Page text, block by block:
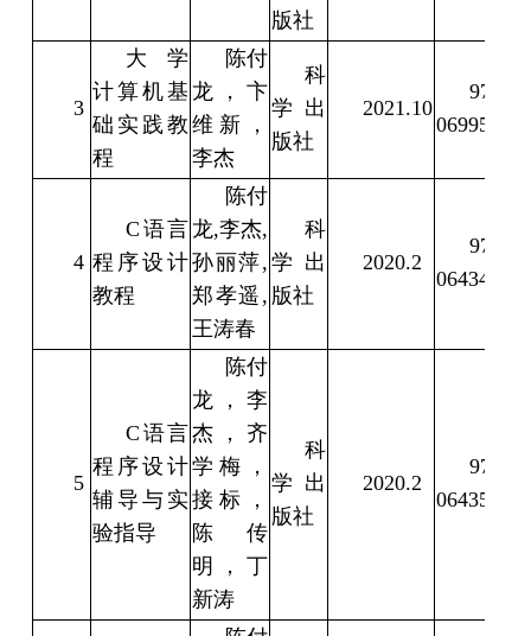
版社
3
大学
计算机基
础实践教
程
陈付
龙，卞
维新，
李杰
科
学出
版社
2021.10
978-7-
069955-8
4
C语言
程序设计
教程
陈付
龙,李杰,
孙丽萍,
郑孝遥,
王涛春
科
学出
版社
2020.2
978-7-
064348-3
5
C语言
程序设计
辅导与实
验指导
陈付
龙，李
杰，齐
学梅，
接标，
陈传
明，丁
新涛
科
学出
版社
2020.2
978-7-
064351-3